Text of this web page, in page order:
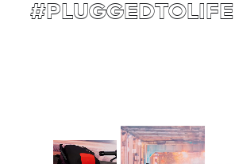
#PLUGGEDTOLIFE